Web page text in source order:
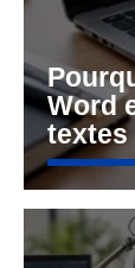
Word
textes